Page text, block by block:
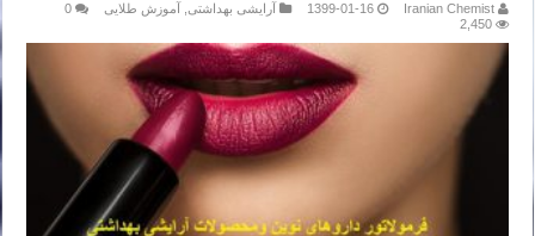
Iranian Chemist
1399-01-16 آرایشی بهداشتی آموزش طلایی
0
2,450